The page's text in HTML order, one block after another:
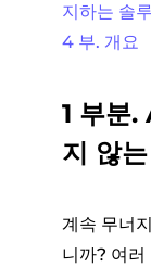
지하는 솔
4 부. 개요
1 부분
지 않
계속 무너
니까? 여